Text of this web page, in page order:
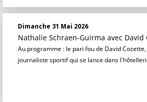
Dimanche 31 Mai 2026
Nathalie Schraen-Guirma avec David
Au programme : le pari fou de David
journaliste sportif qui se lance dans